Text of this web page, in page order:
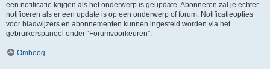
een notificatie krijgen als het onderwerp is geüpdate. Abonneren zal je echter
notificeren als er een update is op een onderwerp of forum. Notificatieopties
voor bladwijzers en abonnementen kunnen ingesteld worden via het
gebruikerspaneel onder “Forumvoorkeuren”.
Omhoog